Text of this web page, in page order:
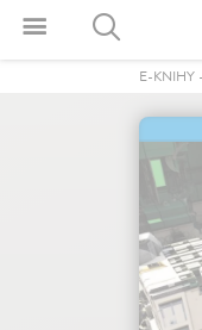
E-KNIHY-